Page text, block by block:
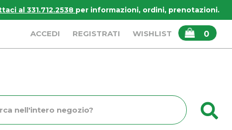
al 331.712.2538 per informazioni, ordini, prenotazioni.
ACCEDI REGISTRATI WISHLIST 0
ARTICOLI
INSERITI